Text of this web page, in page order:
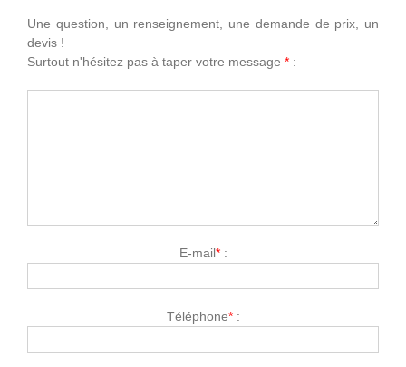
Une question, un renseignement, une demande de prix, un
devis !
Surtout n'hésitez pas à taper votre message * :
E-mail*:
Téléphone*: